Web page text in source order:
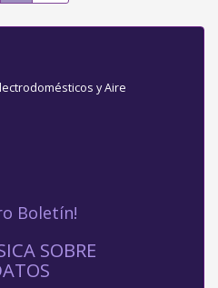
y Aire
Boletín!
SOBRE